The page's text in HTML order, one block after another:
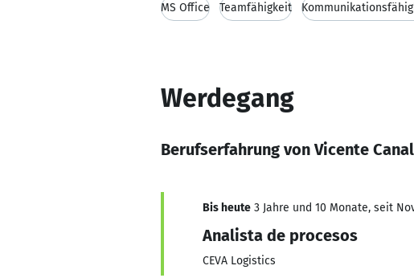
MS Office Teamfähigkeit
Werdegang
Berufserfahrung von Vicente
Bis heute 3 Jahre und 10 Monate, seit
Analista de procesos
CEVA Logistics